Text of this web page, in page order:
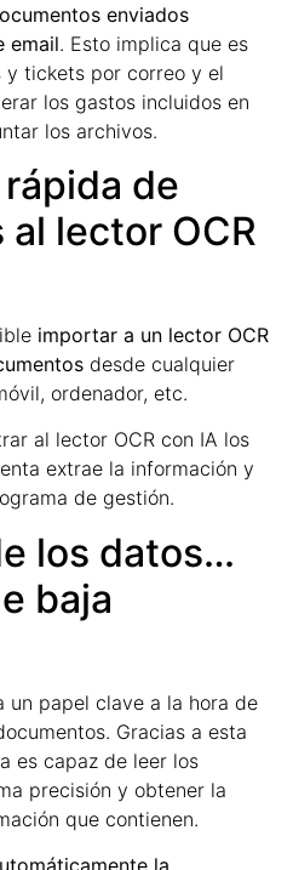
enviados
email. Esto implica que es
tickets por correo y el
los gastos incluidos en
los archivos.
de
lector OCR
importar a un lector OCR
desde cualquier
ordenador, etc.
al lector OCR con IA los
extrae la información y
de gestión.
los datos…
baja
un papel clave a la hora de
Gracias a esta
es capaz de leer los
precisión y obtener la
que contienen.